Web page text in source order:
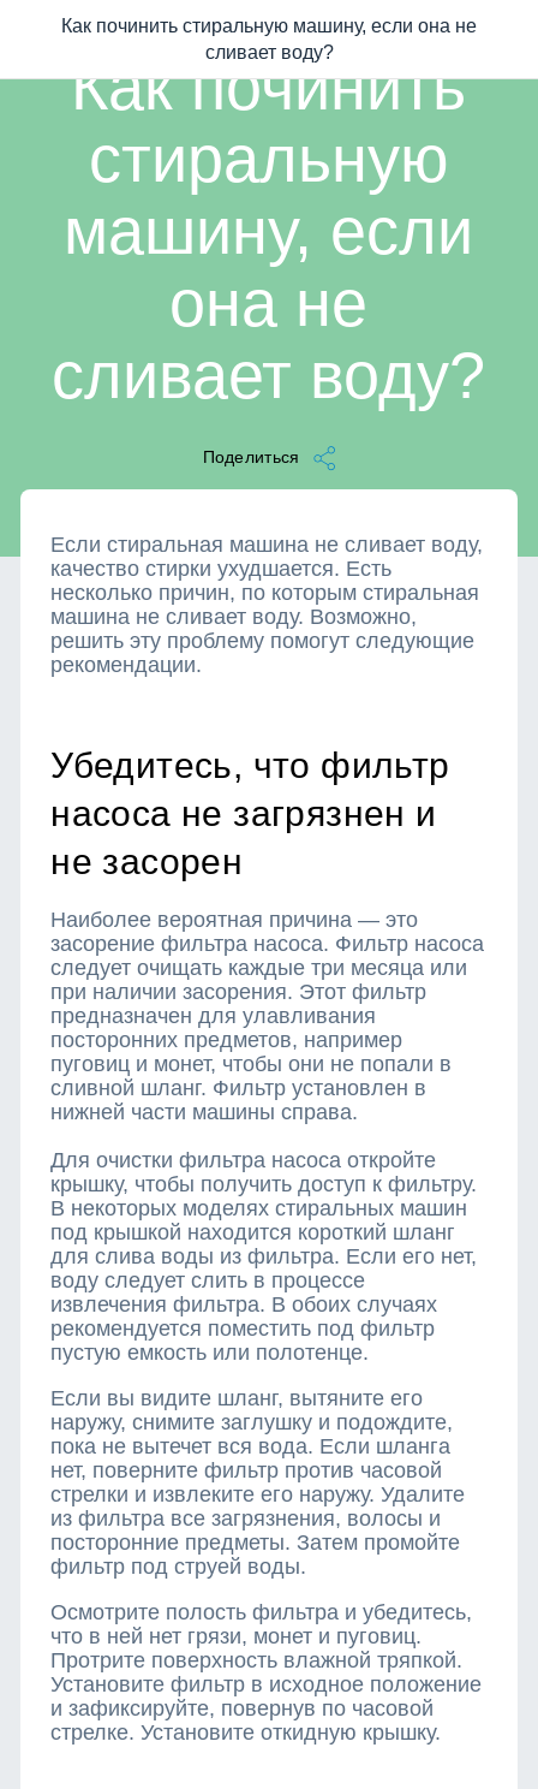
/ Как починить стиральную машину, если она не сливает воду?
2 мин читать
Как починить
стиральную
машину, если
она не
сливает воду?
Поделиться
Как починить стиральную машину, если она не
сливает воду?
Если стиральная машина не сливает воду,
качество стирки ухудшается. Есть
несколько причин, по которым стиральная
машина не сливает воду. Возможно,
решить эту проблему помогут следующие
рекомендации.
Убедитесь, что фильтр
насоса не загрязнен и
не засорен
Наиболее вероятная причина — это
засорение фильтра насоса. Фильтр насоса
следует очищать каждые три месяца или
при наличии засорения. Этот фильтр
предназначен для улавливания
посторонних предметов, например
пуговиц и монет, чтобы они не попали в
сливной шланг. Фильтр установлен в
нижней части машины справа.
Для очистки фильтра насоса откройте
крышку, чтобы получить доступ к фильтру.
В некоторых моделях стиральных машин
под крышкой находится короткий шланг
для слива воды из фильтра. Если его нет,
воду следует слить в процессе
извлечения фильтра. В обоих случаях
рекомендуется поместить под фильтр
пустую емкость или полотенце.
Если вы видите шланг, вытяните его
наружу, снимите заглушку и подождите,
пока не вытечет вся вода. Если шланга
нет, поверните фильтр против часовой
стрелки и извлеките его наружу. Удалите
из фильтра все загрязнения, волосы и
посторонние предметы. Затем промойте
фильтр под струей воды.
Осмотрите полость фильтра и убедитесь,
что в ней нет грязи, монет и пуговиц.
Протрите поверхность влажной тряпкой.
Установите фильтр в исходное положение
и зафиксируйте, повернув по часовой
стрелке. Установите откидную крышку.